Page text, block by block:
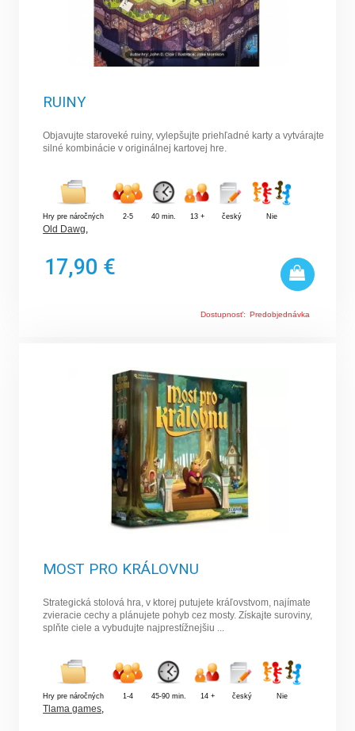
RUINY
Objavujte staroveké ruiny, vylepšujte priehľadné karty a vytvárajte
silné kombinácie v originálnej kartovej hre.
Hry pre náročných 2-5 40 min. 13 + český Nie
Old Dawg
17,90 €
Dostupnosť: Predobjednávka
MOST PRO KRÁLOVNU
Strategická stolová hra, v ktorej putujete kráľovstvom, najímate
zvieracie cechy a plánujete pohyb cez mosty. Získajte suroviny,
splňte ciele a vybudujte najprestížnejšiu ...
Hry pre náročných 1-4 45-90 min. 14 + český Nie
Tlama games,